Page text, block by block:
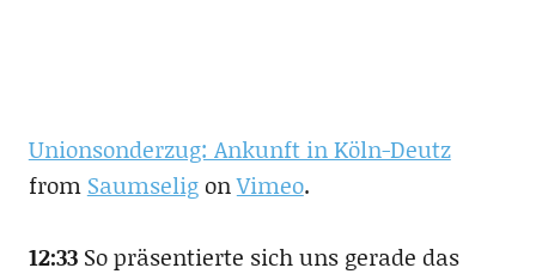
Unionsonderzug: Ankunft in Köln-Deutz
from SaumseligonVimeo.
12:33So präsentierte sich uns gerade das